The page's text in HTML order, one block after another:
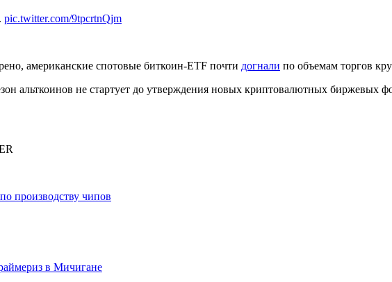
pic.twitter.com/9tpcrtnQjm
американские спотовые биткоин-ETF почти догнали по объемам торгов
альткоинов не стартует до утверждения новых криптовалютных биржевых
производству чипов
в Мичигане